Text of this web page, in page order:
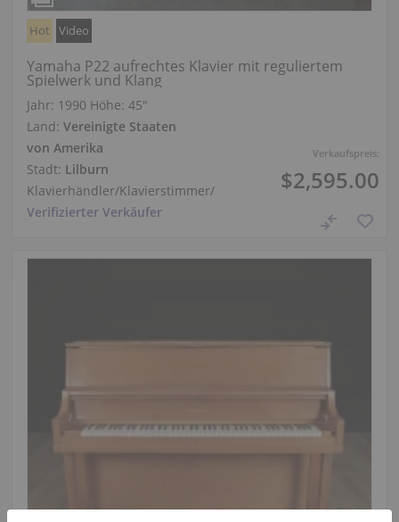
Verkaufspreis:
$2,595.00
Hot Video
Yamaha P22 aufrechtes Klavier mit reguliertem
Spielwerk und Klang
Jahr: 1990 Höhe: 45″
Land: Vereinigte Staaten
von Amerika
Stadt: Lilburn
Klavierhändler/Klavierstimmer/
Verifizierter Verkäufer